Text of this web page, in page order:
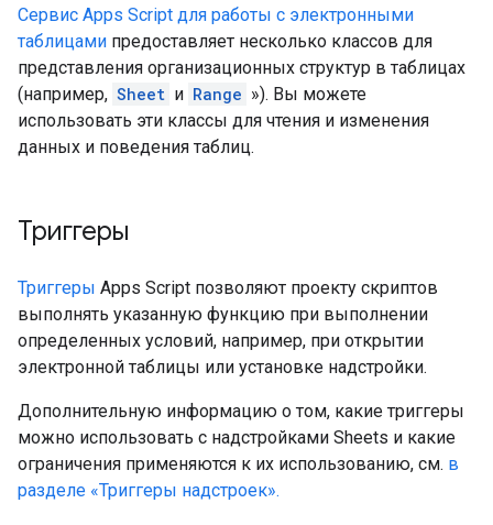
Сервис Apps Script для работы с электронными
таблицами предоставляет несколько классов для
представления организационных структур в таблицах
(например, Sheet и Range »). Вы можете
использовать эти классы для чтения и изменения
данных и поведения таблиц.
Триггеры
Триггеры Apps Script позволяют проекту скриптов
выполнять указанную функцию при выполнении
определенных условий, например, при открытии
электронной таблицы или установке надстройки.
Дополнительную информацию о том, какие триггеры
можно использовать с надстройками Sheets и какие
ограничения применяются к их использованию, см. в
разделе «Триггеры надстроек».